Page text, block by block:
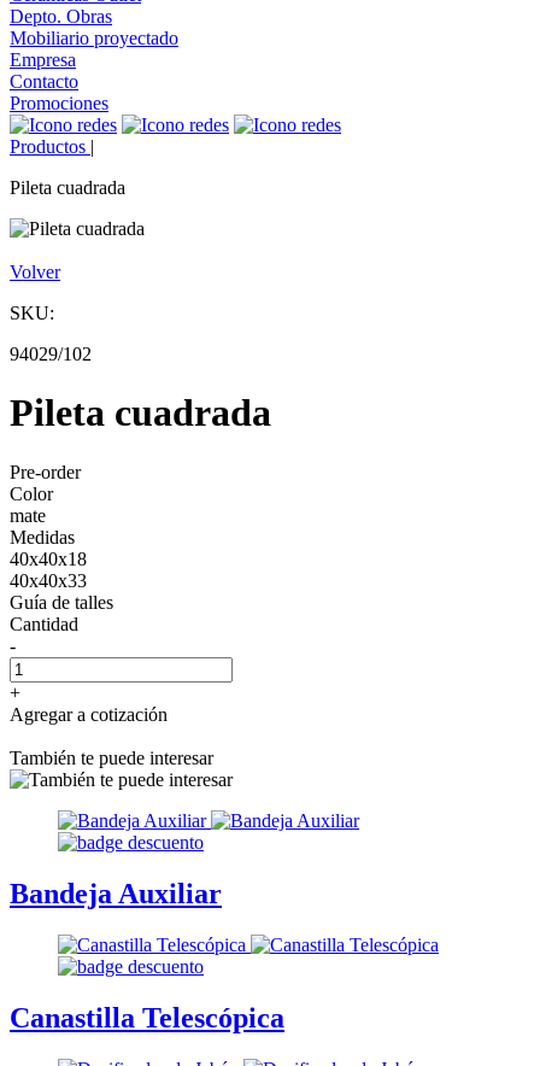
Depto. Obras
Mobiliario proyectado
Empresa
Contacto
Promociones
Productos |
Pileta cuadrada
Volver
SKU:
94029/102
Pileta cuadrada
Pre-order
Color
mate
Medidas
40x40x18
40x40x33
Guía de talles
Cantidad
-
+
Agregar a cotización
También te puede interesar
Bandeja Auxiliar
Canastilla Telescópica